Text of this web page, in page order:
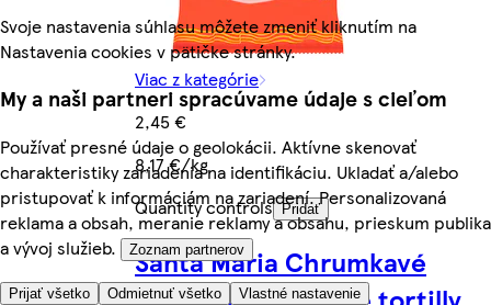
Svoje nastavenia súhlasu môžete zmeniť kliknutím na
Nastavenia cookies v pätičke stránky.
My a naši partneri spracúvame údaje s cieľom
Používať presné údaje o geolokácii. Aktívne skenovať
charakteristiky zariadenia na identifikáciu. Ukladať a/alebo
pristupovať k informáciám na zariadení. Personalizovaná
reklama a obsah, meranie reklamy a obsahu, prieskum publika
a vývoj služieb.
Zoznam partnerov
Prijať všetko Odmietnuť všetko Vlastné nastavenie
Viac z kategórie
2,45 €
8,17 €/kg
Quantity controls Pridať
Santa Maria Chrumkavé